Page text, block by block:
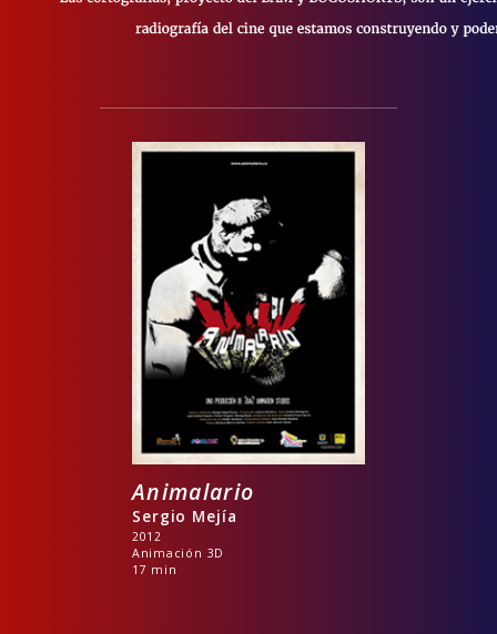
Animalario
Sergio Mejía
2012
Animación 3D
17 min